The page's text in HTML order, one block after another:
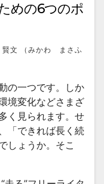
めの6つのポ
文 （みかわ まさふ
の一つです。しか
境変化などさまざ
く見られます。せ
「できれば長く続
しょうか。そこ